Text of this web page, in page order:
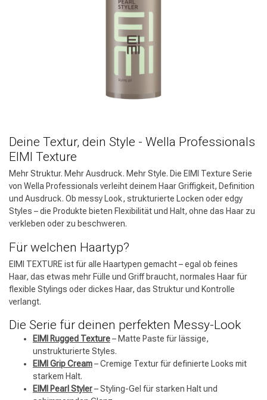
Deine Textur, dein Style - Wella Professionals
EIMI Texture
Mehr Struktur. Mehr Ausdruck. Mehr Style. Die EIMI Texture Serie
von Wella Professionals verleiht deinem Haar Griffigkeit, Definition
und Ausdruck. Ob messy Look, strukturierte Locken oder edgy
Styles – die Produkte bieten Flexibilität und Halt, ohne das Haar zu
verkleben oder zu beschweren.
Für welchen Haartyp?
EIMI TEXTURE ist für alle Haartypen gemacht – egal ob feines
Haar, das etwas mehr Fülle und Griff braucht, normales Haar für
flexible Stylings oder dickes Haar, das Struktur und Kontrolle
verlangt.
Die Serie für deinen perfekten Messy-Look
EIMI Rugged Texture– Matte Paste für lässige,
unstrukturierte Styles.
EIMI Grip Cream– Cremige Textur für definierte Looks mit
starkem Halt.
EIMI Pearl Styler– Styling-Gel für starken Halt und